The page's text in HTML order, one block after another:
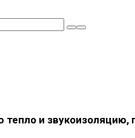
и звукоизоляцию,